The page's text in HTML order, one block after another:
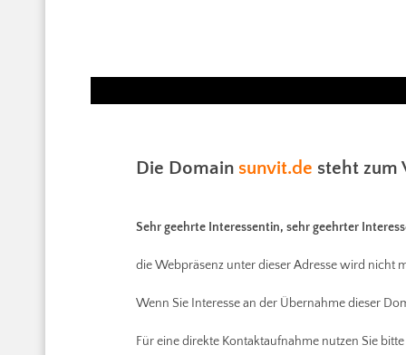
Die Domain sunvit.de steht zum
Sehr geehrte Interessentin, sehr geehrter
die Webpräsenz unter dieser Adresse wird nicht
Wenn Sie Interesse an der Übernahme dieser
Für eine direkte Kontaktaufnahme nutzen Sie